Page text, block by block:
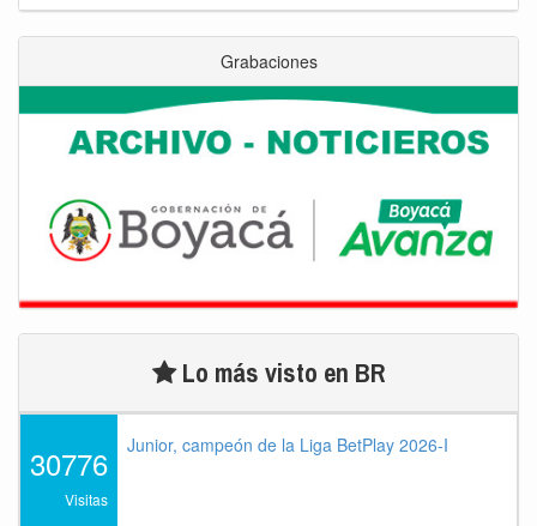
Grabaciones
Lo más visto en BR
30776
Visitas
Junior, campeón de la Liga BetPlay 2026-I